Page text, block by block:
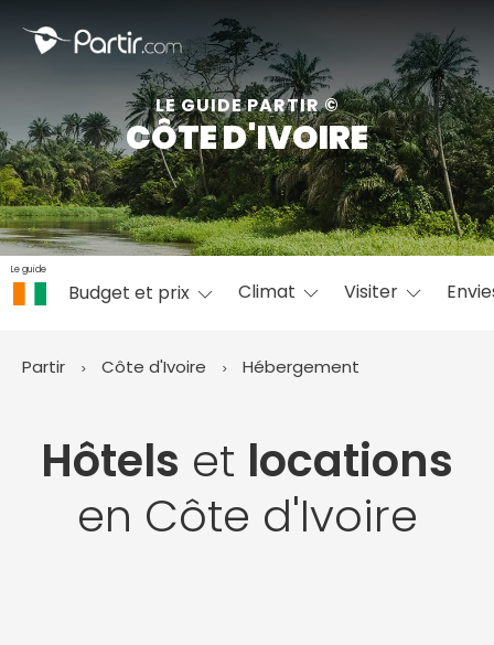
LE GUIDE PARTIR ©
CÔTE D'IVOIRE
Le guide
Budget et prix Climat Visiter
Partir Côte d'Ivoire Hébergement
Hôtels et locations
en Côte d'Ivoire
📍 Destinations populaires
☀️ Où partir par mois
Juillet
Août Septembre
Octobre